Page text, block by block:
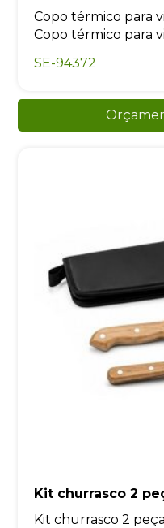
Copo térmico para
Copo térmico para
SE-94372
Kit churrasco 2
Kit churrasco 2